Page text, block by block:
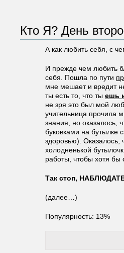
Кто Я? День
А как любить себя, с
И прежде чем любить
себя. Пошла по пути
мне мешает и вредит
ты есть то, что ты ешь
не зря это был мой
учительница прочила
знания, но оказалось,
буковками на бутылке
здоровью). Оказалось,
холодненькой
работы, чтобы хотя бы
Так стоп,
(далее…)
Популярность: 13%